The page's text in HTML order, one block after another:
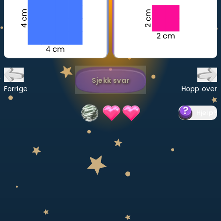
Bestill privatundervisning
LÆREPLAN
Velg læreplan
Logg inn
Forrige
Sjekk svar
Hopp over
?